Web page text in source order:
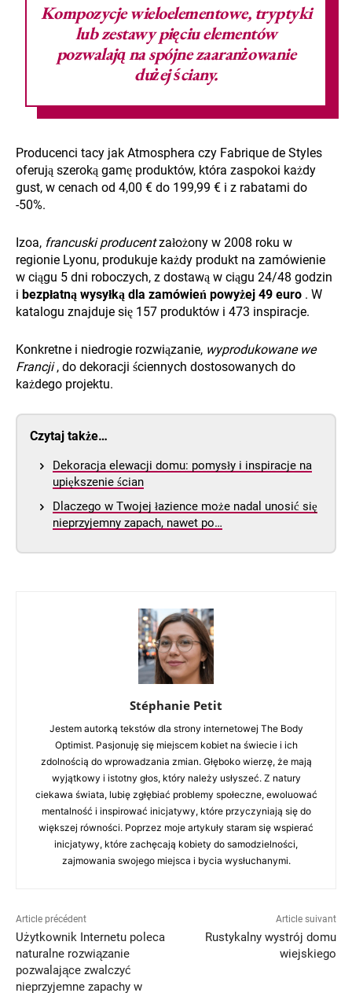
Kompozycje wieloelementowe, tryptyki
lub zestawy pięciu elementów
pozwalają na spójne zaaranżowanie
dużej ściany.
Producenci tacy jak Atmosphera czy Fabrique de Styles
oferują szeroką gamę produktów, która zaspokoi każdy
gust, w cenach od 4,00 € do 199,99 € i z rabatami do
-50%.
Izoa, francuski producentzałożony w 2008 roku w
regionie Lyonu, produkuje każdy produkt na zamówienie
w ciągu 5 dni roboczych, z dostawą w ciągu 24/48 godzin
i bezpłatną wysyłką dla zamówień powyżej 49 euro . W
katalogu znajduje się 157 produktów i 473 inspiracje.
Konkretne i niedrogie rozwiązanie, wyprodukowane we
Francji, do dekoracji ściennych dostosowanych do
każdego projektu.
Czytaj także…
Dekoracja elewacji domu: pomysły i inspiracje na
upiększenie ścian
Dlaczego w Twojej łazience może nadal unosić się
nieprzyjemny zapach, nawet po…
Stéphanie Petit
Jestem autorką tekstów dla strony internetowej The Body
Optimist. Pasjonuję się miejscem kobiet na świecie i ich
zdolnością do wprowadzania zmian. Głęboko wierzę, że mają
wyjątkowy i istotny głos, który należy usłyszeć. Z natury
ciekawa świata, lubię zgłębiać problemy społeczne, ewoluować
mentalność i inspirować inicjatywy, które przyczyniają się do
większej równości. Poprzez moje artykuły staram się wspierać
inicjatywy, które zachęcają kobiety do samodzielności,
zajmowania swojego miejsca i bycia wysłuchanymi.
Article précédent
Użytkownik Internetu poleca
naturalne rozwiązanie
pozwalające zwalczyć
nieprzyjemne zapachy w
Article suivant
Rustykalny wystrój domu
wiejskiego